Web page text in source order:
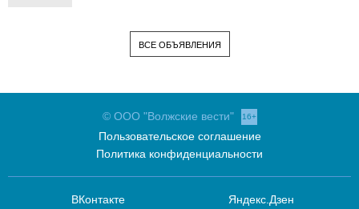
ВСЕ ОБЪЯВЛЕНИЯ
© ООО "Волжские вести" 16+
Пользовательское соглашение
Политика конфиденциальности
ВКонтакте Яндекс.Дзен